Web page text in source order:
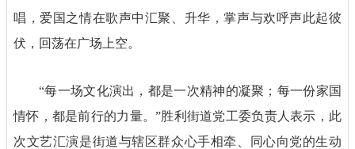
唱，爱国之情在歌声中汇聚、升华，掌声与欢呼声此起彼
伏，回荡在广场上空。
“每一场文化演出，都是一次精神的凝聚；每一份家国
情怀，都是前行的力量。”胜利街道党工委负责人表示，此
次文艺汇演是街道与辖区群众心手相牵、同心向党的生动